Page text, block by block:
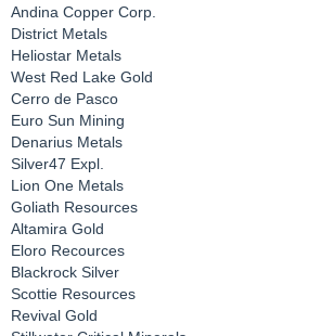
Andina Copper Corp.
District Metals
Heliostar Metals
West Red Lake Gold
Cerro de Pasco
Euro Sun Mining
Denarius Metals
Silver47 Expl.
Lion One Metals
Goliath Resources
Altamira Gold
Eloro Recources
Blackrock Silver
Scottie Resources
Revival Gold